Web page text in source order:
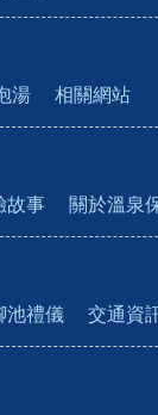
湯 相關網站
故事 關於溫泉
池禮儀 交通資